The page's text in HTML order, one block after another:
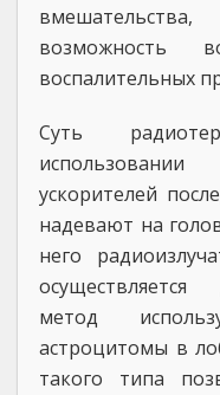
возможность
воспалительных
Суть
ускорителей
надевают на
него
метод
астроцитомы в
такого типа